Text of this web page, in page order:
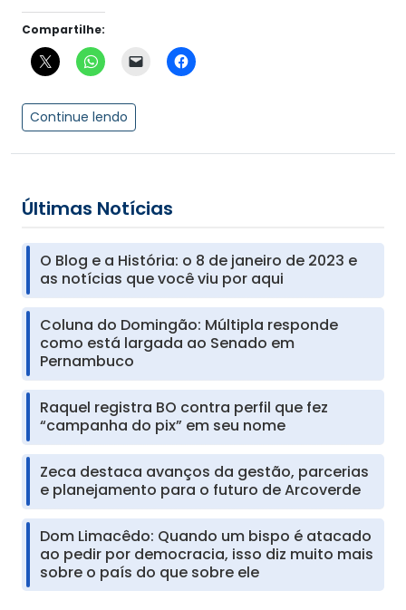
Compartilhe:
Continue lendo
Últimas Notícias
O Blog e a História: o 8 de janeiro de 2023 e
as notícias que você viu por aqui
Coluna do Domingão: Múltipla responde
como está largada ao Senado em
Pernambuco
Raquel registra BO contra perfil que fez
“campanha do pix” em seu nome
Zeca destaca avanços da gestão, parcerias
e planejamento para o futuro de Arcoverde
Dom Limacêdo: Quando um bispo é atacado
ao pedir por democracia, isso diz muito mais
sobre o país do que sobre ele